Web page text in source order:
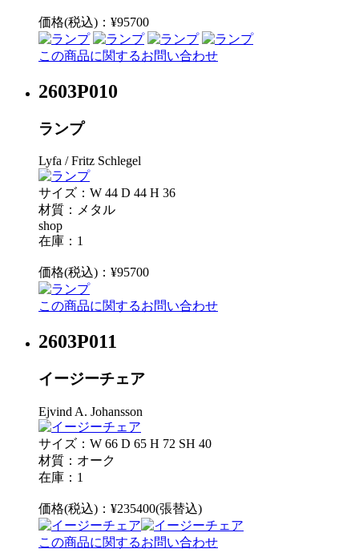
価格(税込)：¥95700
この商品に関するお問い合わせ
2603P010
ランプ
Lyfa / Fritz Schlegel
サイズ：W 44 D 44 H 36
材質：メタル
shop
在庫：1
価格(税込)：¥95700
この商品に関するお問い合わせ
2603P011
イージーチェア
Ejvind A. Johansson
サイズ：W 66 D 65 H 72 SH 40
材質：オーク
在庫：1
価格(税込)：¥235400(張替込)
この商品に関するお問い合わせ